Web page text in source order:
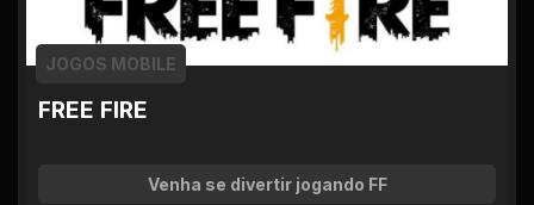
FREE FIRE
JOGOS MOBILE
Venha se divertir jogando FF